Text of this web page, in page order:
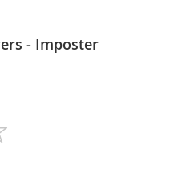
- Imposter